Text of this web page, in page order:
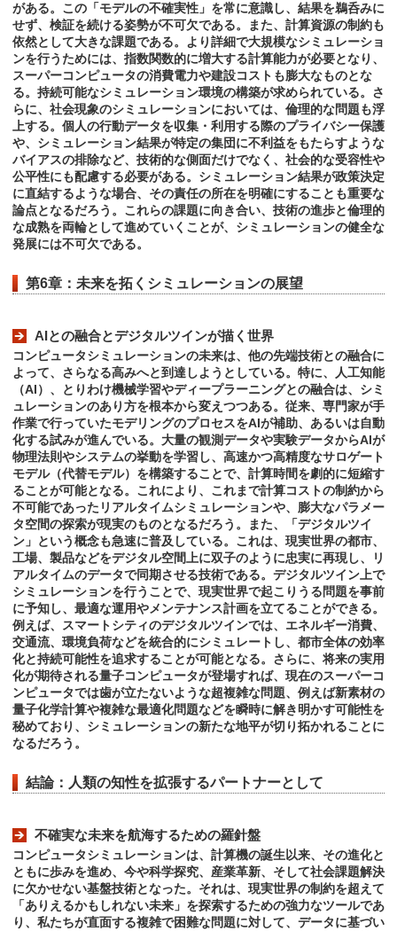
がある。この「モデルの不確実性」を常に意識し、結果を鵜呑みに
せず、検証を続ける姿勢が不可欠である。また、計算資源の制約も
依然として大きな課題である。より詳細で大規模なシミュレーショ
ンを行うためには、指数関数的に増大する計算能力が必要となり、
スーパーコンピュータの消費電力や建設コストも膨大なものとな
る。持続可能なシミュレーション環境の構築が求められている。さ
らに、社会現象のシミュレーションにおいては、倫理的な問題も浮
上する。個人の行動データを収集・利用する際のプライバシー保護
や、シミュレーション結果が特定の集団に不利益をもたらすような
バイアスの排除など、技術的な側面だけでなく、社会的な受容性や
公平性にも配慮する必要がある。シミュレーション結果が政策決定
に直結するような場合、その責任の所在を明確にすることも重要な
論点となるだろう。これらの課題に向き合い、技術の進歩と倫理的
な成熟を両輪として進めていくことが、シミュレーションの健全な
発展には不可欠である。
第6章：未来を拓くシミュレーションの展望
AIとの融合とデジタルツインが描く世界
コンピュータシミュレーションの未来は、他の先端技術との融合に
よって、さらなる高みへと到達しようとしている。特に、人工知能
（AI）、とりわけ機械学習やディープラーニングとの融合は、シミ
ュレーションのあり方を根本から変えつつある。従来、専門家が手
作業で行っていたモデリングのプロセスをAIが補助、あるいは自動
化する試みが進んでいる。大量の観測データや実験データからAIが
物理法則やシステムの挙動を学習し、高速かつ高精度なサロゲート
モデル（代替モデル）を構築することで、計算時間を劇的に短縮す
ることが可能となる。これにより、これまで計算コストの制約から
不可能であったリアルタイムシミュレーションや、膨大なパラメー
タ空間の探索が現実のものとなるだろう。また、「デジタルツイ
ン」という概念も急速に普及している。これは、現実世界の都市、
工場、製品などをデジタル空間上に双子のように忠実に再現し、リ
アルタイムのデータで同期させる技術である。デジタルツイン上で
シミュレーションを行うことで、現実世界で起こりうる問題を事前
に予知し、最適な運用やメンテナンス計画を立てることができる。
例えば、スマートシティのデジタルツインでは、エネルギー消費、
交通流、環境負荷などを統合的にシミュレートし、都市全体の効率
化と持続可能性を追求することが可能となる。さらに、将来の実用
化が期待される量子コンピュータが登場すれば、現在のスーパーコ
ンピュータでは歯が立たないような超複雑な問題、例えば新素材の
量子化学計算や複雑な最適化問題などを瞬時に解き明かす可能性を
秘めており、シミュレーションの新たな地平が切り拓かれることに
なるだろう。
結論：人類の知性を拡張するパートナーとして
不確実な未来を航海するための羅針盤
コンピュータシミュレーションは、計算機の誕生以来、その進化と
ともに歩みを進め、今や科学探究、産業革新、そして社会課題解決
に欠かせない基盤技術となった。それは、現実世界の制約を超えて
「ありえるかもしれない未来」を探索するための強力なツールであ
り、私たちが直面する複雑で困難な問題に対して、データに基づい